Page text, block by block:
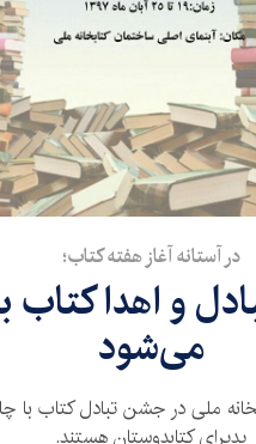
در آستانه آغاز هفته کتاب؛
و اهدا کتاب
می‌شود
ملی در جشن تبادل کتاب با